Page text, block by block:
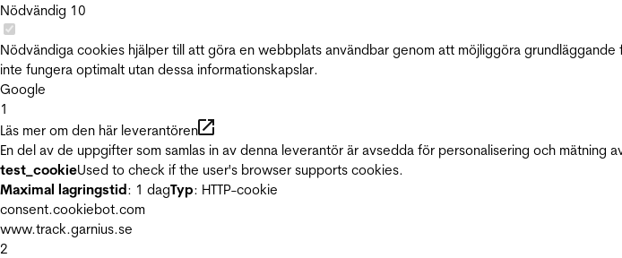
Nödvändig 10
Nödvändiga cookies hjälper till att göra en webbplats användbar genom att möjliggöra
inte fungera optimalt utan dessa informationskapslar.
Google
1
Läs mer om den här leverantören
En del av de uppgifter som samlas in av denna leverantör är avsedda för personalisering och mätning
test_cookieUsed to check if the user's browser supports cookies.
Maximal lagringstid: 1 dagTyp: HTTP-cookie
consent.cookiebot.com
www.track.garnius.se
2